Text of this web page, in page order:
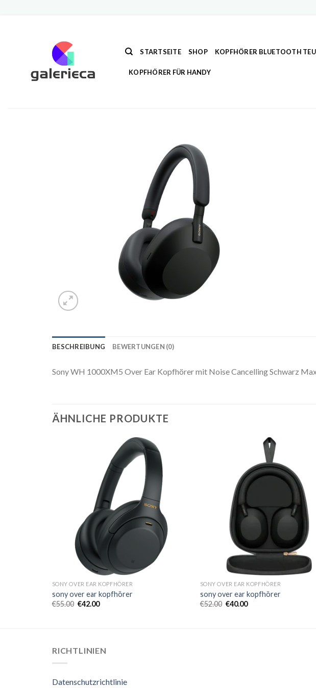
STARTSEITE SHOP KOPFHÖRER BLUETOOTH
KOPFHÖRER FÜR HANDY
BESCHREIBUNG BEWERTUNGEN (0)
Sony WH 1000XM5 Over Ear Kopfhörer mit Noise Cancelling Schwarz
ÄHNLICHE PRODUKTE
SONY OVER EAR KOPFHÖRER
sony over ear kopfhörer
€55.00 €42.00
SONY OVER EAR KOPFHÖRER
sony over ear kopfhörer
€52.00 €40.00
RICHTLINIEN
Datenschutzrichtlinie